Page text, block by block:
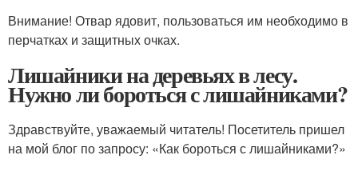
Внимание! Отвар ядовит, пользоваться им необходимо в
перчатках и защитных очках.
Лишайники на деревьях в лесу.
Нужно ли бороться с лишайниками?
Здравствуйте, уважаемый читатель! Посетитель пришел
на мой блог по запросу: «Как бороться с лишайниками?»